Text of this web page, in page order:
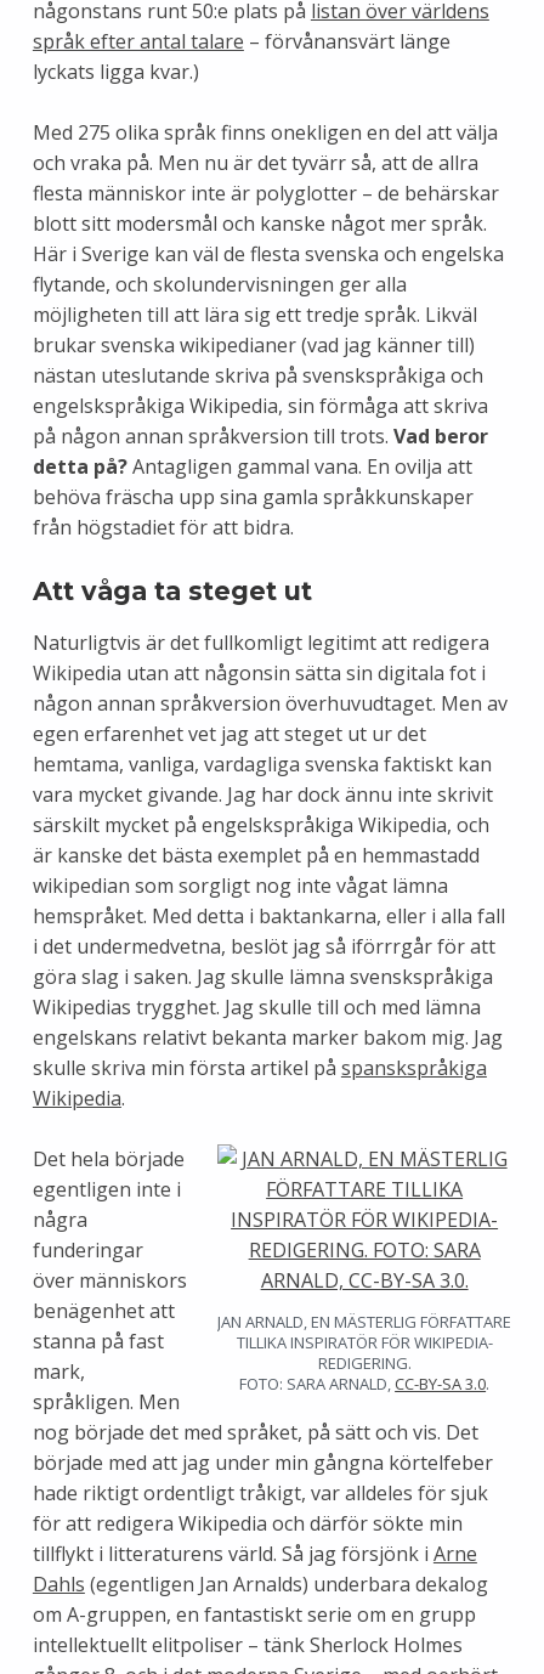
någonstans runt 50:e plats på listan över världens
språk efter antal talare – förvånansvärt länge
lyckats ligga kvar.)
Med 275 olika språk finns onekligen en del att välja
och vraka på. Men nu är det tyvärr så, att de allra
flesta människor inte är polyglotter – de behärskar
blott sitt modersmål och kanske något mer språk.
Här i Sverige kan väl de flesta svenska och engelska
flytande, och skolundervisningen ger alla
möjligheten till att lära sig ett tredje språk. Likväl
brukar svenska wikipedianer (vad jag känner till)
nästan uteslutande skriva på svenskspråkiga och
engelskspråkiga Wikipedia, sin förmåga att skriva
på någon annan språkversion till trots. Vad beror
detta på?Antagligen gammal vana. En ovilja att
behöva fräscha upp sina gamla språkkunskaper
från högstadiet för att bidra.
Att våga ta steget ut
Naturligtvis är det fullkomligt legitimt att redigera
Wikipedia utan att någonsin sätta sin digitala fot i
någon annan språkversion överhuvudtaget. Men av
egen erfarenhet vet jag att steget ut ur det
hemtama, vanliga, vardagliga svenska faktiskt kan
vara mycket givande. Jag har dock ännu inte skrivit
särskilt mycket på engelskspråkiga Wikipedia, och
är kanske det bästa exemplet på en hemmastadd
wikipedian som sorgligt nog inte vågat lämna
hemspråket. Med detta i baktankarna, eller i alla fall
i det undermedvetna, beslöt jag så iförrrgår för att
göra slag i saken. Jag skulle lämna svenskspråkiga
Wikipedias trygghet. Jag skulle till och med lämna
engelskans relativt bekanta marker bakom mig. Jag
skulle skriva min första artikel på spanskspråkiga
Wikipedia.
JAN ARNALD, EN MÄSTERLIG FÖRFATTARE
TILLIKA INSPIRATÖR FÖR WIKIPEDIA-
REDIGERING.
FOTO: SARA ARNALD, CC-BY-SA 3.0.
Det hela började
egentligen inte i
några
funderingar
över människors
benägenhet att
stanna på fast
mark,
språkligen. Men
nog började det med språket, på sätt och vis. Det
började med att jag under min gångna körtelfeber
hade riktigt ordentligt tråkigt, var alldeles för sjuk
för att redigera Wikipedia och därför sökte min
tillflykt i litteraturens värld. Så jag försjönk i Arne
Dahls (egentligen Jan Arnalds) underbara dekalog
om A-gruppen, en fantastiskt serie om en grupp
intellektuellt elitpoliser – tänk Sherlock Holmes